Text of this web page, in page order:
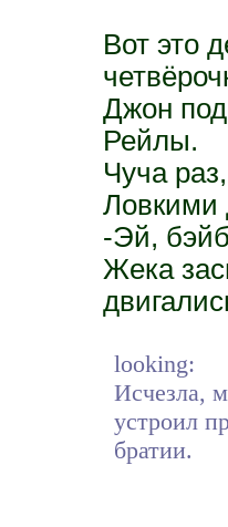
Вот это
Джон
Рейлы.
Чуча
Ловкими
-Эй,
Жека
looking:
Исчезла,
устроил
братии.